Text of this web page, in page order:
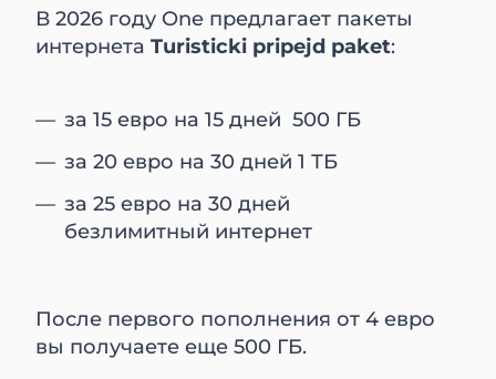
В 2026 году One предлагает пакеты
интернетаTuristiсki pripejd paket:
за 15 евро на 15 дней 500 ГБ
за 20 евро на 30 дней 1 ТБ
за 25 евро на 30 дней
безлимитный интернет
После первого пополнения от 4 евро
вы получаете еще 500 ГБ.